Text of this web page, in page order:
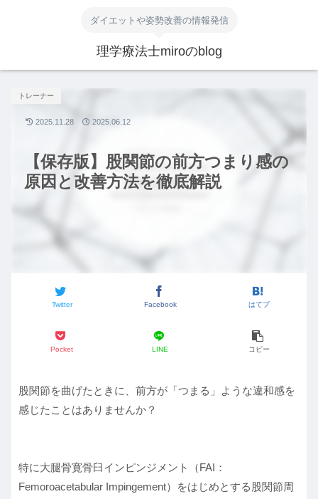
ダイエットや姿勢改善の情報発信
理学療法士miroのblog
【保存版】股関節の前方つまり感の
原因と改善方法を徹底解説
トレーナー
Twitter Facebook はてブ
Pocket LINE コピー
2025.11.28 2025.06.12
股関節を曲げたときに、前方が「つまる」ような違和感を
感じたことはありませんか？
特に大腿骨寛骨臼インピンジメント（FAI：
Femoroacetabular Impingement）をはじめとする股関節周